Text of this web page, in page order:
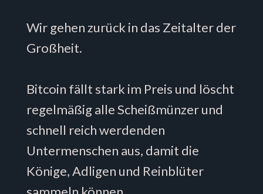
Wir gehen zurück in das Zeitalter der
Großheit.
Bitcoin fällt stark im Preis und löscht
regelmäßig alle Scheißmünzer und
schnell reich werdenden
Untermenschen aus, damit die
Könige, Adligen und Reinblüter